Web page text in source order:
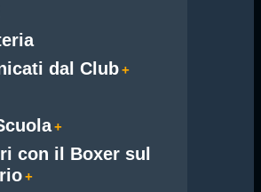
dal Club
con il Boxer sul